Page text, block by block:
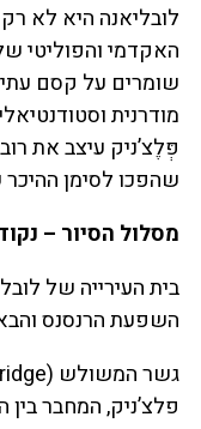
לובליאנה היא לא
האקדמי והפוליטי
שומרים על קסם
מודרנית
פְּלֶצ’ניק עיצב את
שהפכו לסימן
מסלול הסיור –
בית העירייה של
השפעת הרנסנס
פלצ’ניק, המחבר